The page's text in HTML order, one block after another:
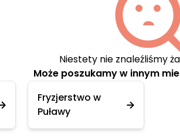
Niestety nie znaleźliśmy
Może poszukamy w innym
Fryzjerstwo w
Puławy